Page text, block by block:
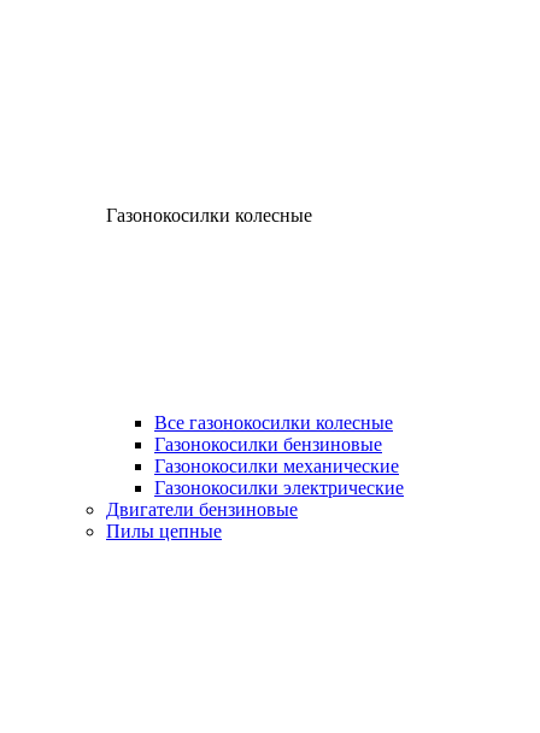
Газонокосилки колесные
Все газонокосилки колесные
Газонокосилки бензиновые
Газонокосилки механические
Газонокосилки электрические
Двигатели бензиновые
Пилы цепные